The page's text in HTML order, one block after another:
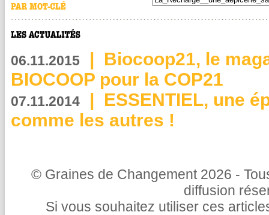
06.11.2015 | Biocoop21, le
BIOCOOP pour la COP21
07.11.2014 | ESSENTIEL, une
comme les autres !
© Graines de Changement 2026 -
diffusion
Si vous souhaitez utiliser ces